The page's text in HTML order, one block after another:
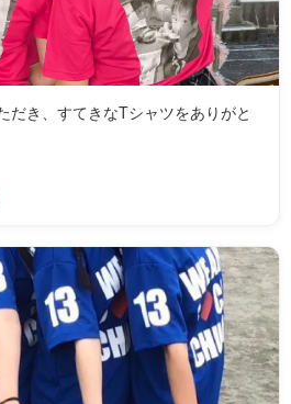
だき、すてきなTシャツをありがと